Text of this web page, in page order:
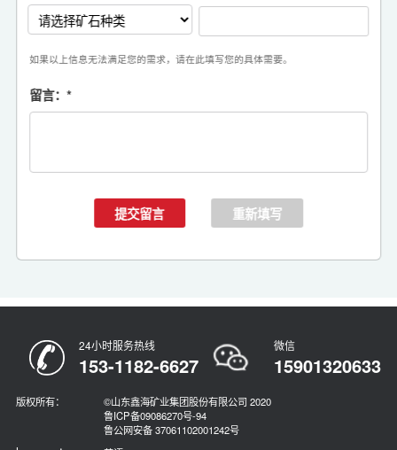
如果以上信息无法满足您的需求，请在此填写您的具体需要。
留言：*
24小时服务热线
153-1182-6627
微信
15901320633
版权所有：
©山东鑫海矿业集团股份有限公司 2020
鲁ICP备09086270号-94
鲁公网安备 37061102001242号